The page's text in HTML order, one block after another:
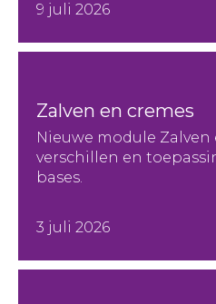
9 juli 2026
Zalven en cremes
Nieuwe module Zalven
verschillen en
bases.
3 juli 2026